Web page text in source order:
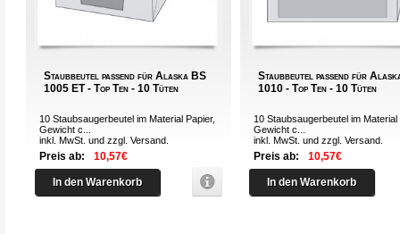
Staubbeutel passend für Alaska BS
1005 ET - Top Ten - 10 Tüten
10 Staubsaugerbeutel im Material Papier,
Gewicht c...
inkl. MwSt. und zzgl.Versand
Preis ab: 10,57€
In den Warenkorb
Staubbeutel passend für
1010 - Top Ten - 10 Tüten
10 Staubsaugerbeutel im Material
Gewicht c...
inkl. MwSt. und zzgl.Versand
Preis ab: 10,57€
In den Warenkorb